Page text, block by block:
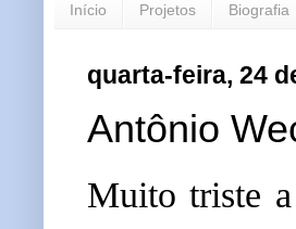
Início Projetos Biografia
quarta-feira, 24
Antônio
Muito triste